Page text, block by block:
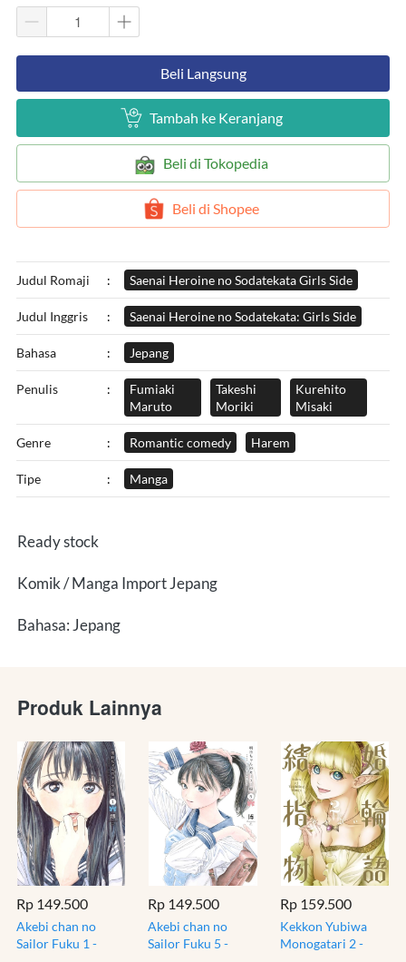
`Beli Langsung
` Tambah ke Keranjang
` Beli di Tokopedia
` Beli di Shopee
Judul Romaji : Saenai Heroine no Sodatekata Girls Side
Judul Inggris : Saenai Heroine no Sodatekata: Girls Side
Bahasa : Jepang
Penulis :
Fumiaki
Maruto
Takeshi
Moriki
Kurehito
Misaki
Genre : Romantic comedy Harem
Tipe : Manga
Ready stock
Komik / Manga Import Jepang
Bahasa: Jepang
Produk Lainnya
Rp 149.500
Akebi chan no
Sailor Fuku 1 -
Rp 149.500
Akebi chan no
Sailor Fuku 5 -
Rp 159.500
Kekkon Yubiwa
Monogatari 2 -